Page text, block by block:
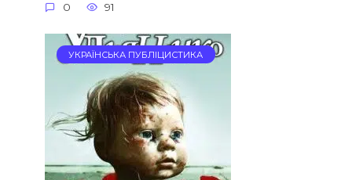
0 91
УКРАЇНСЬКА ПУБЛІЦИСТИКА